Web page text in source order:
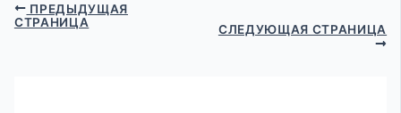
ПРЕДЫДУЩАЯ
СТРАНИЦА
СЛЕДУЮЩАЯ СТРАНИЦА